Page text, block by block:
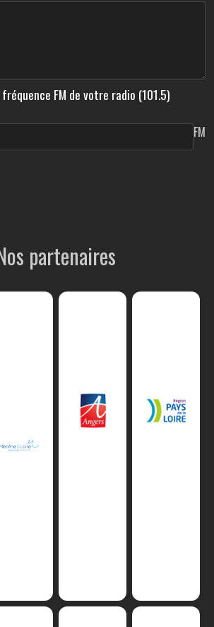
FM de votre radio (101.5)
FM
partenaires